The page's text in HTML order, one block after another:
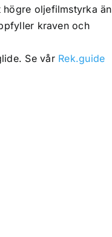
högre oljefilmstyrka än
kraven och
Se vår Rek.guide